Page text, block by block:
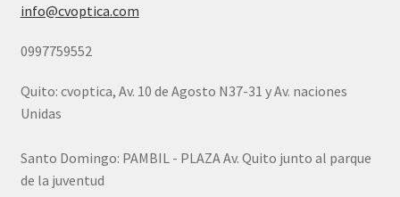
info@cvoptica.com
0997759552
Quito: cvoptica, Av. 10 de Agosto N37-31 y Av. naciones
Unidas
Santo Domingo: PAMBIL - PLAZA Av. Quito junto al parque
de la juventud